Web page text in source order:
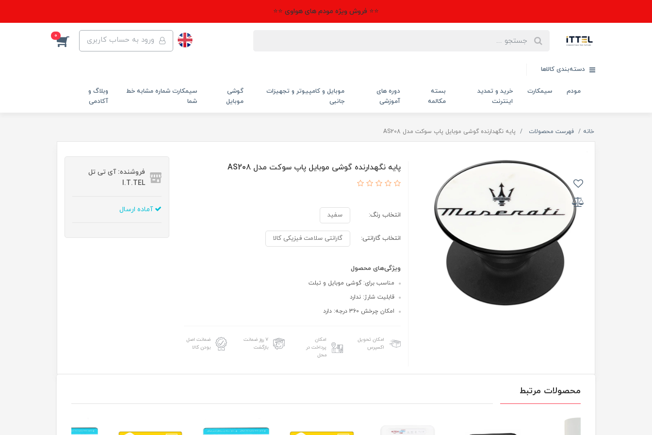
⭐⭐ فروش ویژه مودم های هواوی ⭐⭐
ورود به حساب کاربری 0
دسته‌بندی کالاها
مودم سیمکارت
خرید و تمدید
اینترنت
بسته
مکالمه
دوره های
آموزشی
موبایل و کامپیوتر و تجهیزات
جانبی
گوشی
موبایل
سیمکارت شماره مشابه خط
شما
وبلاگ و
آکادمی
خانه فهرست محصولات پایه نگهدارنده گوشی موبایل پاپ سوکت مدل AS208
پایه نگهدارنده گوشی موبایل پاپ سوکت مدل AS208
انتخاب رنگ: سفید
انتخاب گارانتی: گارانتی سلامت فیزیکی کالا
ویژگی‌های محصول
مناسب برای: گوشی موبایل و تبلت
قابلیت شارژ: ندارد
امکان چرخش 360 درجه: دارد
امکان تحویل
اکسپرس
امکان
پرداخت در
محل
۷ روز ضمانت
بازگشت
ضمانت اصل
بودن کالا
فروشنده: آی تی تل
I.T.TEL
آماده ارسال
محصولات مرتبط